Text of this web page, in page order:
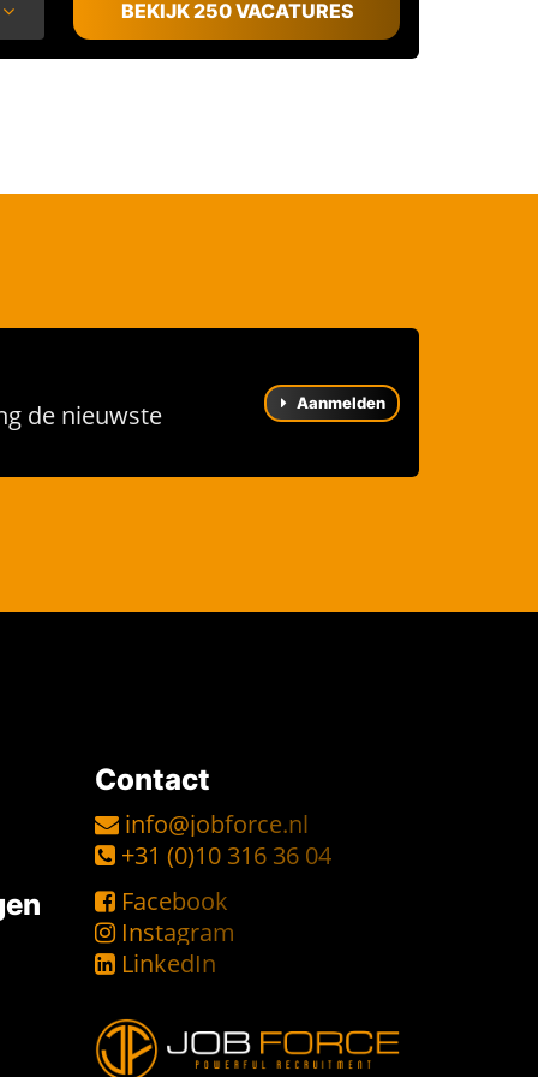
BEKIJK 250 VACATURES
de nieuwste Aanmelden
Contact
info@jobforce.nl
+31 (0)10 316 36 04
Facebook
Instagram
LinkedIn